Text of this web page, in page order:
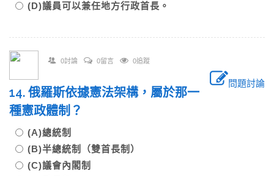
(D)議員可以兼任地方行政首長。
0討論 0留言 0追蹤
問題討論
14. 俄羅斯依據憲法架構，屬於那一
種憲政體制？
(A)總統制
(B)半總統制（雙首長制）
(C)議會內閣制